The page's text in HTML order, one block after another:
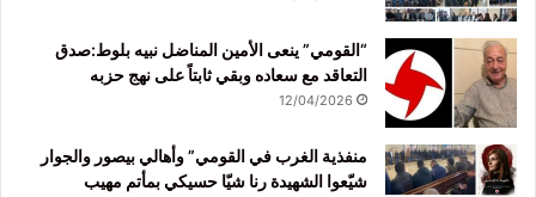
“القومي” ينعى الأمين المناضل نبيه بلوط:صدق
التعاقد مع سعاده وبقي ثابتاً على نهج حزبه
12/04/2026
منفذية الغرب في القومي” وأهالي بيصور والجوار
شيّعوا الشهيدة رنا شيّا حسيكي بمأتم مهيب